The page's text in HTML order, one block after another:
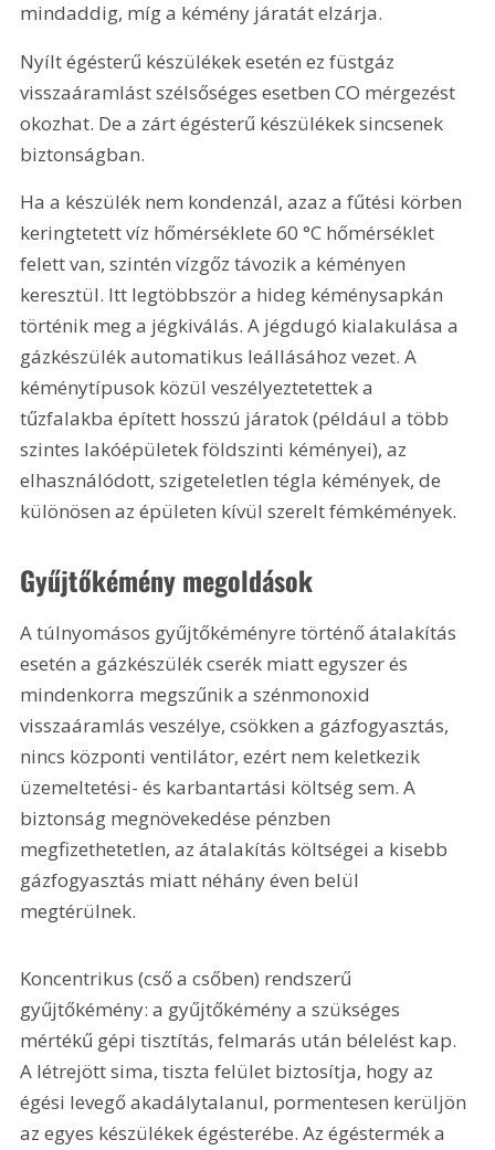
mindaddig, míg a kémény járatát elzárja.
Nyílt égésterű készülékek esetén ez füstgáz
visszaáramlást szélsőséges esetben CO mérgezést
okozhat. De a zárt égésterű készülékek sincsenek
biztonságban.
Ha a készülék nem kondenzál, azaz a fűtési körben
keringtetett víz hőmérséklete 60 °C hőmérséklet
felett van, szintén vízgőz távozik a kéményen
keresztül. Itt legtöbbször a hideg kéménysapkán
történik meg a jégkiválás. A jégdugó kialakulása a
gázkészülék automatikus leállásához vezet. A
kéménytípusok közül veszélyeztetettek a
tűzfalakba épített hosszú járatok (például a több
szintes lakóépületek földszinti kéményei), az
elhasználódott, szigeteletlen tégla kémények, de
különösen az épületen kívül szerelt fémkémények.
Gyűjtőkémény megoldások
A túlnyomásos gyűjtőkéményre történő átalakítás
esetén a gázkészülék cserék miatt egyszer és
mindenkorra megszűnik a szénmonoxid
visszaáramlás veszélye, csökken a gázfogyasztás,
nincs központi ventilátor, ezért nem keletkezik
üzemeltetési- és karbantartási költség sem. A
biztonság megnövekedése pénzben
megfizethetetlen, az átalakítás költségei a kisebb
gázfogyasztás miatt néhány éven belül
megtérülnek.
Koncentrikus (cső a csőben) rendszerű
gyűjtőkémény: a gyűjtőkémény a szükséges
mértékű gépi tisztítás, felmarás után bélelést kap.
A létrejött sima, tiszta felület biztosítja, hogy az
égési levegő akadálytalanul, pormentesen kerüljön
az egyes készülékek égésterébe. Az égéstermék a